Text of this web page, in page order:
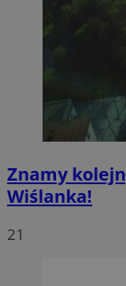
Znamy
Wiślanka!
21